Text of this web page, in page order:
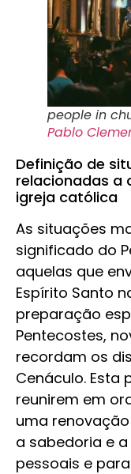
people in
Pablo
Definição de
relacionadas a
igreja católica
As situações
significado do
aquelas que
Espírito Santo
preparação
Pentecostes,
recordam os
Cenáculo. Esta
reunirem em
uma
a sabedoria e
pessoais e